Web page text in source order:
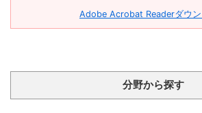
Adobe Acrobat Readerダウン
分野から探す